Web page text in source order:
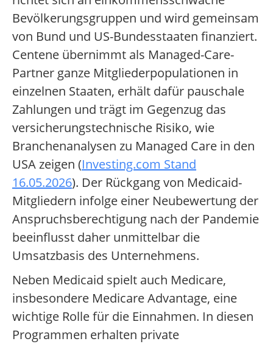
Bevölkerungsgruppen und wird gemeinsam
von Bund und US-Bundesstaaten finanziert.
Centene übernimmt als Managed-Care-
Partner ganze Mitgliederpopulationen in
einzelnen Staaten, erhält dafür pauschale
Zahlungen und trägt im Gegenzug das
versicherungstechnische Risiko, wie
Branchenanalysen zu Managed Care in den
USA zeigen (Investing.com Stand
16.05.2026). Der Rückgang von Medicaid-
Mitgliedern infolge einer Neubewertung der
Anspruchsberechtigung nach der Pandemie
beeinflusst daher unmittelbar die
Umsatzbasis des Unternehmens.
Neben Medicaid spielt auch Medicare,
insbesondere Medicare Advantage, eine
wichtige Rolle für die Einnahmen. In diesen
Programmen erhalten private